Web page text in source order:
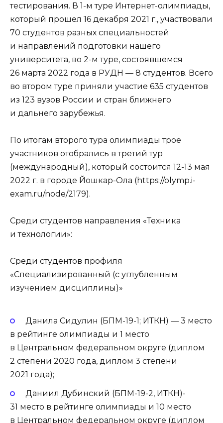
тестирования. В 1-м туре Интернет-олимпиады,
который прошел 16 декабря 2021 г., участвовали
70 студентов разных специальностей
и направлений подготовки нашего
университета, во 2-м туре, состоявшемся
26 марта 2022 года в РУДН — 8 студентов. Всего
во втором туре приняли участие 635 студентов
из 123 вузов России и стран ближнего
и дальнего зарубежья.
По итогам второго тура олимпиады трое
участников отобрались в третий тур
(международный), который состоится 12-13 мая
2022 г. в городе Йошкар-Ола (https://olymp.i-
exam.ru/node/2179).
Среди студентов направления «Техника
и технологии»:
Среди студентов профиля
«Специализированный (с углубленным
изучением дисциплины)»
Данила Сидулин (БПМ-19-1; ИТКН) — 3 место
в рейтинге олимпиады и 1 место
в Центральном федеральном округе (диплом
2 степени 2020 года, диплом 3 степени
2021 года);
Даниил Дубинский (БПМ-19-2, ИТКН)-
31 место в рейтинге олимпиады и 10 место
в Центральном федеральном округе (диплом